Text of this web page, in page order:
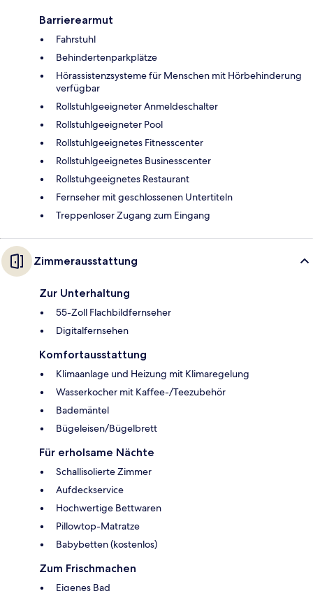
Barrierearmut
Fahrstuhl
Behindertenparkplätze
Hörassistenzsysteme für Menschen mit Hörbehinderung
verfügbar
Rollstuhlgeeigneter Anmeldeschalter
Rollstuhlgeeigneter Pool
Rollstuhlgeeignetes Fitnesscenter
Rollstuhlgeeignetes Businesscenter
Rollstuhgeeignetes Restaurant
Fernseher mit geschlossenen Untertiteln
Treppenloser Zugang zum Eingang
Zimmerausstattung
Zur Unterhaltung
55-Zoll Flachbildfernseher
Digitalfernsehen
Komfortausstattung
Klimaanlage und Heizung mit Klimaregelung
Wasserkocher mit Kaffee-/Teezubehör
Bademäntel
Bügeleisen/Bügelbrett
Für erholsame Nächte
Schallisolierte Zimmer
Aufdeckservice
Hochwertige Bettwaren
Pillowtop-Matratze
Babybetten (kostenlos)
Zum Frischmachen
Eigenes Bad